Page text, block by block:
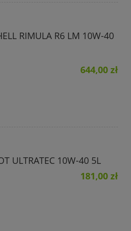
RIMULA R6 LM 10W-40
644,00 zł
ULTRATEC 10W-40 5L
181,00 zł